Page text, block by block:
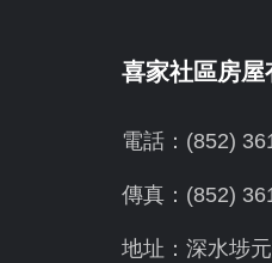
喜家社區房屋
電話：(852)
傳真：(852)
地址： 深水埗